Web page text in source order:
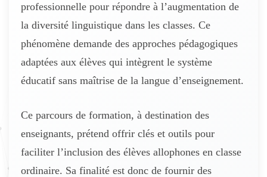
professionnelle pour répondre à l’augmentation de
la diversité linguistique dans les classes. Ce
phénomène demande des approches pédagogiques
adaptées aux élèves qui intègrent le système
éducatif sans maîtrise de la langue d’enseignement.
Ce parcours de formation, à destination des
enseignants, prétend offrir clés et outils pour
faciliter l’inclusion des élèves allophones en classe
ordinaire. Sa finalité est donc de fournir des